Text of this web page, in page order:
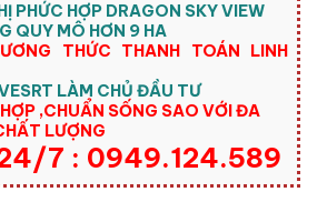
PHỨC HỢP DRAGON SKY VIEW
QUY MÔ HƠN 9 HA
THỨC THANH TOÁN LINH
LÀM CHỦ ĐẦU TƯ
,CHUẨN SỐNG SAO VỚI ĐA
LƯỢNG
7 : 0949.124.589